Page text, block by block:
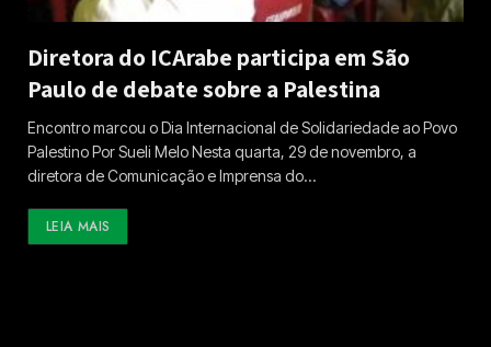
Diretora do ICArabe participa em São
Paulo de debate sobre a Palestina
Encontro marcou o Dia Internacional de Solidariedade ao Povo
Palestino Por Sueli Melo Nesta quarta, 29 de novembro, a
diretora de Comunicação e Imprensa do…
LEIA MAIS